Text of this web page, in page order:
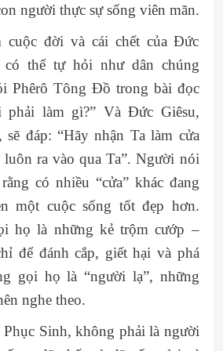
người thực sự sống viên mãn.
cuộc đời và cái chết của Đức
có thể tự hỏi như dân chúng
Phêrô Tông Đồ trong bài đọc
phải làm gì?” Và Đức Giêsu,
đáp: “Hãy nhận Ta làm cửa
luôn ra vào qua Ta”. Người nói
có nhiều “cửa” khác đang
một cuộc sống tốt đẹp hơn.
họ là những kẻ trộm cướp –
để đánh cắp, giết hại và phá
gọi họ là “người lạ”, những
nghe theo.
Sinh, không phải là người